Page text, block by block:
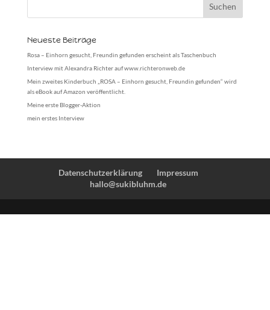
Neueste Beiträge
Rosa – Einhorn gesucht, Freundin gefunden erscheint als Taschenbuch
Interview mit Alexandra Richter auf www.richteronweb.de
Mein zweites Kinderbuch „ROSA – Einhorn gesucht, Freundin gefunden“ wird
als eBook auf Amazon veröffentlicht.
Meine erste Blogger-Aktion
mein erstes Interview
Datenschutzerklärung
Impressum
hallo@sukibluhm.de